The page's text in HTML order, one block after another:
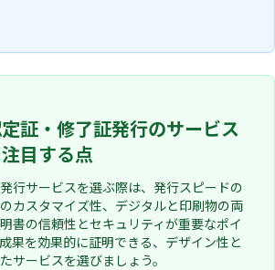
証・修了証発行のサービス
目する点
行サービスを選ぶ際は、発行スピードの
カスタマイズ性、デジタルと印刷物の両
書の信頼性とセキュリティが重要なポイ
果を効果的に証明できる、デザイン性と
サービスを選びましょう。